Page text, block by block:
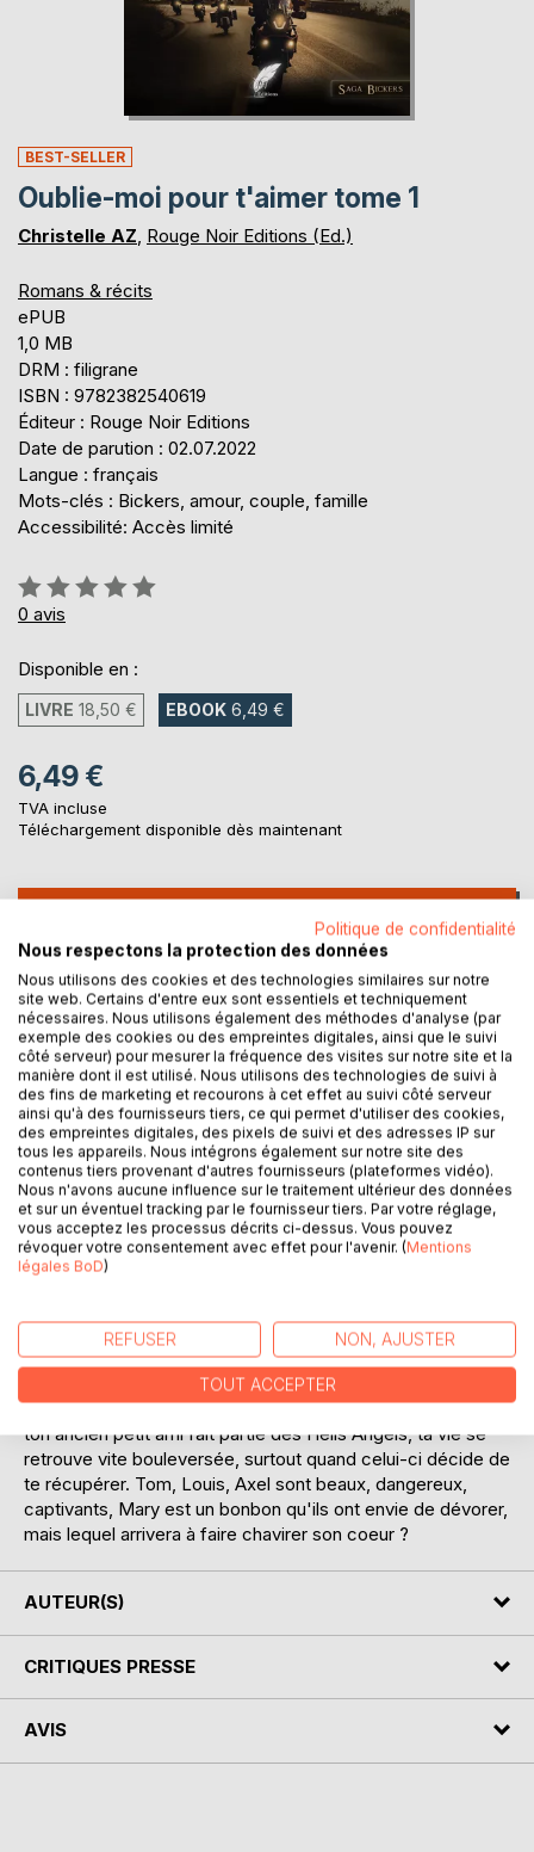
BEST-SELLER
Oublie-moi pour t'aimer tome 1
Christelle AZ, Rouge Noir Editions (Ed.)
Romans & récits
ePUB
1,0 MB
DRM : filigrane
ISBN : 9782382540619
Éditeur : Rouge Noir Editions
Date de parution : 02.07.2022
Langue : français
Mots-clés : Bickers, amour, couple, famille
Accessibilité: Accès limité
Évaluation:
0%
0 avis
Disponible en :
LIVRE 18,50 € EBOOK 6,49 €
6,49 €
TVA incluse
Téléchargement disponible dès maintenant
Ajouter à ma liste d'envies
Laisser un avis
DESCRIPTION
Maryline et Léa, respectivement mère et fille, très
fusionnelles. Une vie simple et toute tracée, ne vivant qu'à
travaillent à l'institut de beauté "Le clair Alysé". Elles savent
tout l'une de l'autre, enfin, c'est ce que Léa croyait.
Quand vingt-six ans plus tard, le passé te rattrape et que
ton ancien petit ami fait partie des Hells Angels, ta vie se
retrouve vite bouleversée, surtout quand celui-ci décide de
te récupérer. Tom, Louis, Axel sont beaux, dangereux,
captivants, Mary est un bonbon qu'ils ont envie de dévorer,
mais lequel arrivera à faire chavirer son coeur ?
AUTEUR(S)
CRITIQUES PRESSE
AVIS
Politique de confidentialité
Nous respectons la protection des données
Nous utilisons des cookies et des technologies similaires sur notre
site web. Certains d'entre eux sont essentiels et techniquement
nécessaires. Nous utilisons également des méthodes d'analyse (par
exemple des cookies ou des empreintes digitales, ainsi que le suivi
côté serveur) pour mesurer la fréquence des visites sur notre site et la
manière dont il est utilisé. Nous utilisons des technologies de suivi à
des fins de marketing et recourons à cet effet au suivi côté serveur
ainsi qu'à des fournisseurs tiers, ce qui permet d'utiliser des cookies,
des empreintes digitales, des pixels de suivi et des adresses IP sur
tous les appareils. Nous intégrons également sur notre site des
contenus tiers provenant d'autres fournisseurs (plateformes vidéo).
Nous n'avons aucune influence sur le traitement ultérieur des données
et sur un éventuel tracking par le fournisseur tiers. Par votre réglage,
vous acceptez les processus décrits ci-dessus. Vous pouvez
révoquer votre consentement avec effet pour l'avenir. (Mentions
légales BoD)
REFUSER NON, AJUSTER
TOUT ACCEPTER